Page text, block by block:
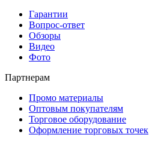
Гарантии
Вопрос-ответ
Обзоры
Видео
Фото
Партнерам
Промо материалы
Оптовым покупателям
Торговое оборудование
Оформление торговых точек